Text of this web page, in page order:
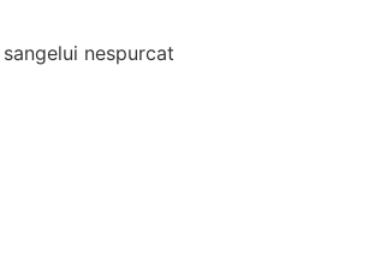
nespurcat